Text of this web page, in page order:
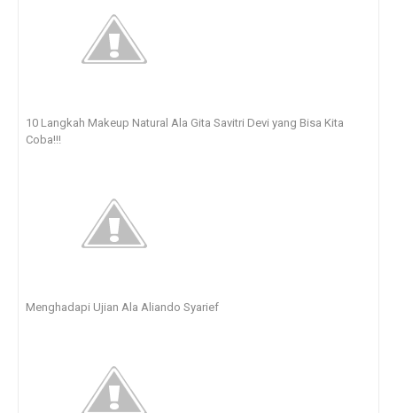
10 Langkah Makeup Natural Ala Gita Savitri Devi yang Bisa Kita
Coba!!!
Menghadapi Ujian Ala Aliando Syarief